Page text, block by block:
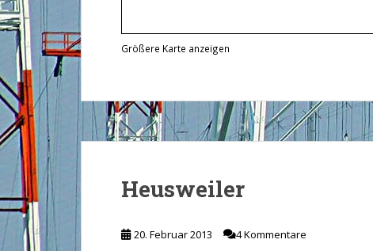
Größere Karte anzeigen
Heusweiler
20. Februar 2013 4 Kommentare